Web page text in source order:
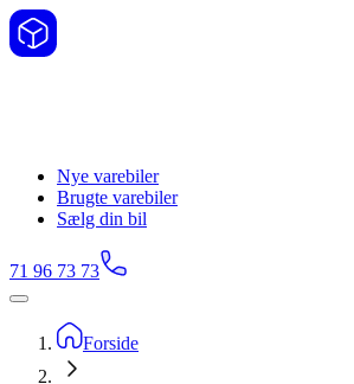
Nye varebiler
Brugte varebiler
Sælg din bil
71 96 73 73
Forside